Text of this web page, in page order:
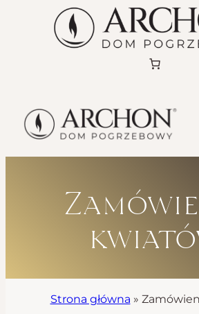
Strona główna »